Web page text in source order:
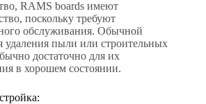
RAMS boards имеют
поскольку требуют
обслуживания. Обычной
удаления пыли или строительных
достаточно для их
в хорошем состоянии.